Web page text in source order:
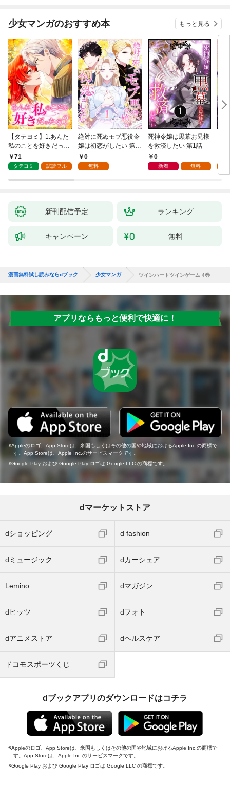
少女マンガのおすすめ本 もっと見る
【タテヨミ】1.あんた
私のことを好きだった
の？
71
タテヨミ 試読フル
絶対に死ぬモブ悪役令
嬢は初恋がしたい 第1
話0
無料
死神令嬢は黒幕お兄様
を救済したい 第1話
0
新着 無料
な
新刊配信予定 ランキング
キャンペーン 無料
漫画無料試し読みならdブック 少女マンガ ツインハートツインゲーム 4巻
アプリならもっと便利で快適に！
Appleのロゴ、App Storeは、米国もしくはその他の国や地域におけるApple Inc.の商標で
す。App Storeは、Apple Inc.のサービスマークです。
Google Play および Google Play ロゴは Google LLC の商標です。
dマーケットストア
dショッピング d fashion
dミュージック dカーシェア
Lemino dマガジン
dヒッツ dフォト
dアニメストア dヘルスケア
ドコモスポーツくじ
dブックアプリのダウンロードはコチラ
Appleのロゴ、App Storeは、米国もしくはその他の国や地域におけるApple Inc.の商標で
す。App Storeは、Apple Inc.のサービスマークです。
Google Play および Google Play ロゴは Google LLC の商標です。